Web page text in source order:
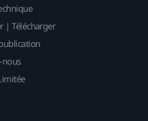
| Télécharger
nous